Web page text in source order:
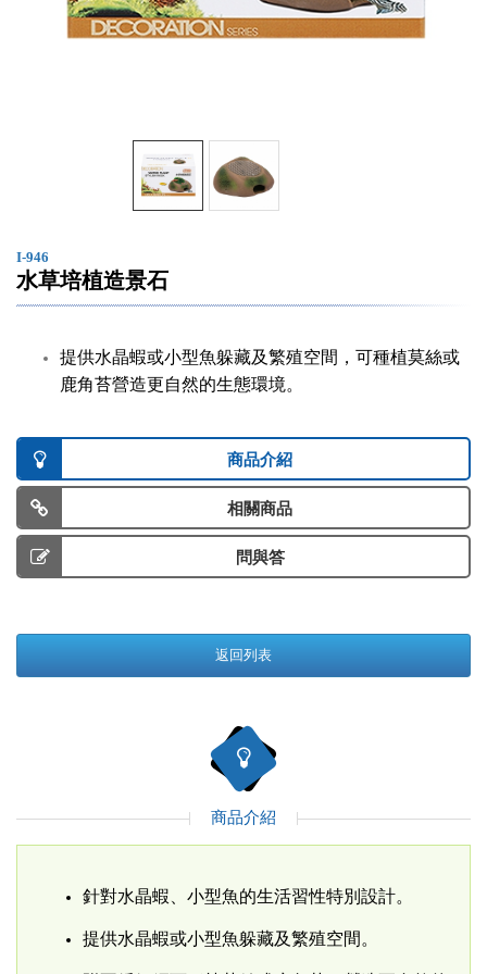
I-946
水草培植造景石
提供水晶蝦或小型魚躲藏及繁殖空間，可種植莫絲或
鹿角苔營造更自然的生態環境。
商品介紹
相關商品
問與答
返回列表
商品介紹
針對水晶蝦、小型魚的生活習性特別設計。
提供水晶蝦或小型魚躲藏及繁殖空間。